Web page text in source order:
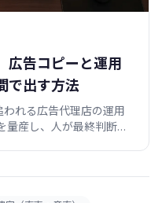
広告コピーと運用
で出す方法
れる広告代理店の運用
産し、人が最終判断す